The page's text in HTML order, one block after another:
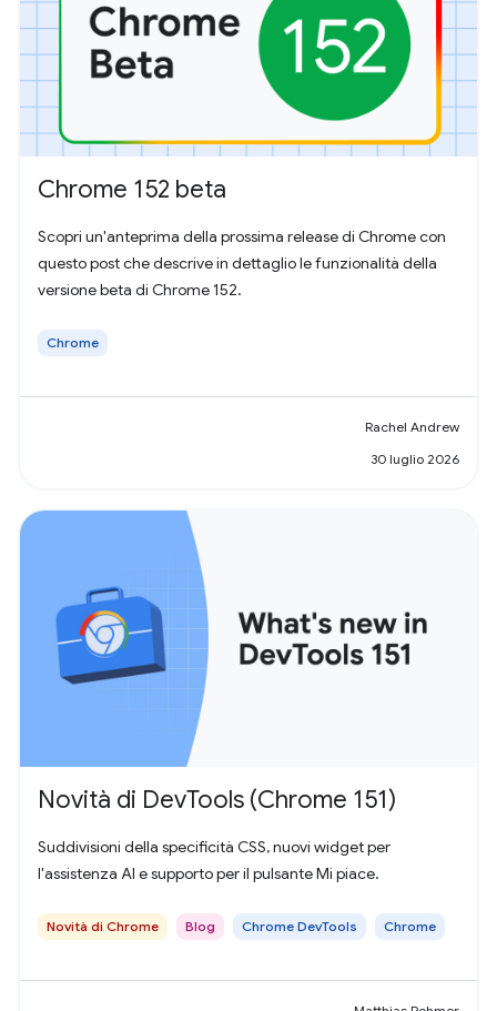
Chrome 152 beta
Scopri un'anteprima della prossima release di Chrome con
questo post che descrive in dettaglio le funzionalità della
versione beta di Chrome 152.
Chrome
Rachel Andrew
30 luglio 2026
Novità di DevTools (Chrome 151)
Suddivisioni della specificità CSS, nuovi widget per
l'assistenza AI e supporto per il pulsante Mi piace.
Novità di Chrome Blog Chrome DevTools Chrome